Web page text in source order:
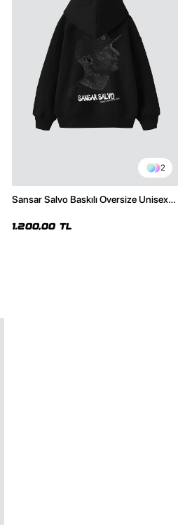
2
Sansar Salvo Baskılı Oversize Unisex
1.200,00 TL